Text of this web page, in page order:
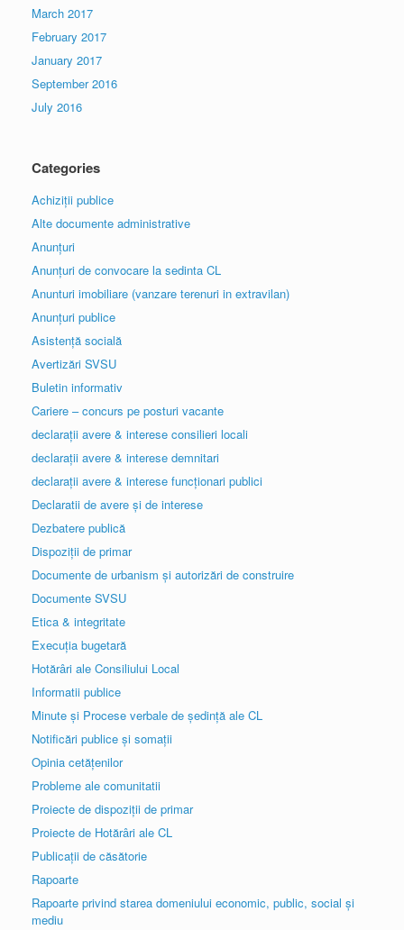
March 2017
February 2017
January 2017
September 2016
July 2016
Categories
Achiziții publice
Alte documente administrative
Anunțuri
Anunțuri de convocare la sedinta CL
Anunturi imobiliare (vanzare terenuri in extravilan)
Anunțuri publice
Asistență socială
Avertizări SVSU
Buletin informativ
Cariere – concurs pe posturi vacante
declarații avere & interese consilieri locali
declarații avere & interese demnitari
declarații avere & interese funcționari publici
Declaratii de avere și de interese
Dezbatere publică
Dispoziții de primar
Documente de urbanism și autorizări de construire
Documente SVSU
Etica & integritate
Execuția bugetară
Hotărâri ale Consiliului Local
Informatii publice
Minute și Procese verbale de ședință ale CL
Notificări publice și somații
Opinia cetățenilor
Probleme ale comunitatii
Proiecte de dispoziții de primar
Proiecte de Hotărâri ale CL
Publicații de căsătorie
Rapoarte
Rapoarte privind starea domeniului economic, public, social și
mediu